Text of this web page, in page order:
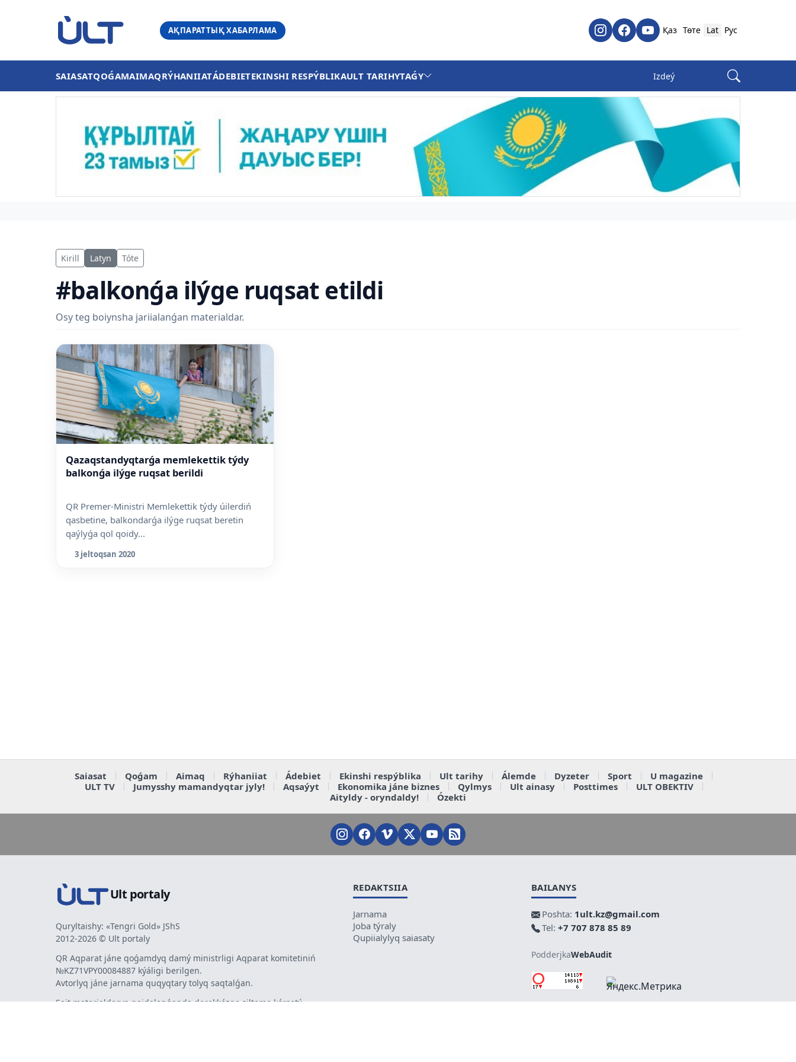
АҚПАРАТТЫҚ ХАБАРЛАМА Қаз Төте Lat Рус
SAIASATQOǴAMAIMAQRÝHANIIATÁDEBIETEKINSHI RESPÝBLIKAULT TARIHYTAǴY
Kirill Latyn Tóte
#balkonǵa ilýge ruqsat etildi
Osy teg boiynsha jariialanǵan materialdar.
Qazaqstandyqtarǵa memlekettik týdy
balkonǵa ilýge ruqsat berildi
QR Premer-Ministri Memlekettik týdy úilerdiń
qasbetine, balkondarǵa ilýge ruqsat beretin
qaýlyǵa qol qoidy...
3 jeltoqsan 2020
Saiasat Qoǵam Aimaq Rýhaniiat Ádebiet Ekinshi respýblika Ult tarihy Álemde Dyzeter Sport
U magazine
ULT TV
Jumysshy mamandyqtar jyly! Aqsaýyt Ekonomika jáne biznes Qylmys Ult ainasy Posttimes
ULT OBEKTIV
Aityldy - oryndaldy!
Ózekti
Ult portaly
Quryltaishy: «Tengri Gold» JShS
2012-2026 © Ult portaly
QR Aqparat jáne qoǵamdyq damý ministrligi Aqparat komitetiniń
№KZ71VPY00084887 kýáligi berilgen.
Avtorlyq jáne jarnama quqyqtary tolyq saqtalǵan.
Sait materialdaryn paidalanǵanda derekkózge silteme kórsetý
REDAKTSIIA
Jarnama
Joba týraly
Qupiialylyq saiasaty
BAILANYS
Poshta: 1ult.kz@gmail.com
Tel: +7 707 878 85 89
PodderjkaWebAudit